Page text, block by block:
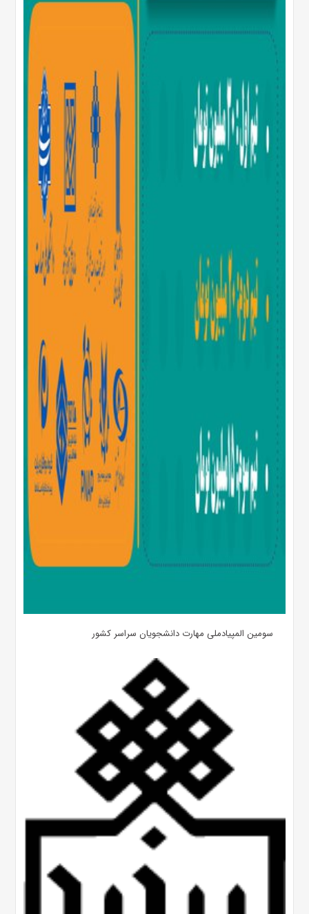
سومین المپیادملی مهارت دانشجویان سراسر کشور